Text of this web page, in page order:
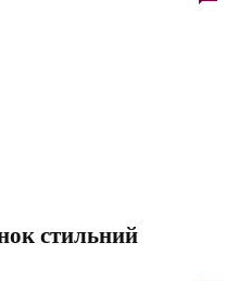
стильний